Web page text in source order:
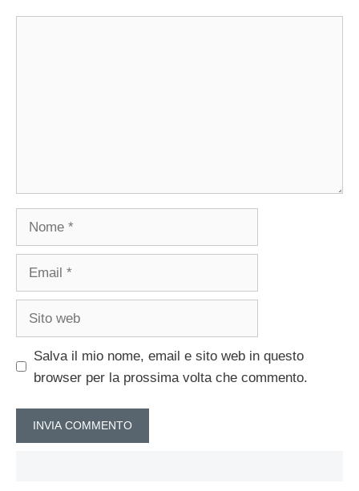
Nome
Email
Sito
Salva il mio nome, email e sito web in questo
browser per la prossima volta che commento.